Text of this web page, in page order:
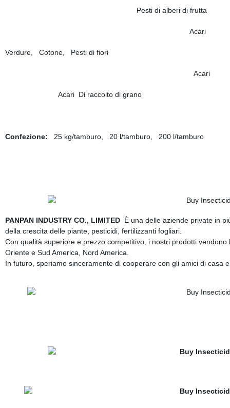
Pesti di alberi di
Acari 1.0-
Verdure, Cotone, Pesti di fiori
Acari 1.0-
Acari Di raccolto di
Confezione: 25 kg/tamburo, 20 l/tamburo, 200 l/tamburo
PANPAN INDUSTRY CO., LIMITEDÈ una delle aziende private in
della crescita delle piante, pesticidi, fertilizzanti fogliari.
Con qualità superiore e prezzo competitivo, i nostri prodotti
Oriente e Sud America, Nord America.
In futuro, speriamo sinceramente di cooperare con gli amici di casa